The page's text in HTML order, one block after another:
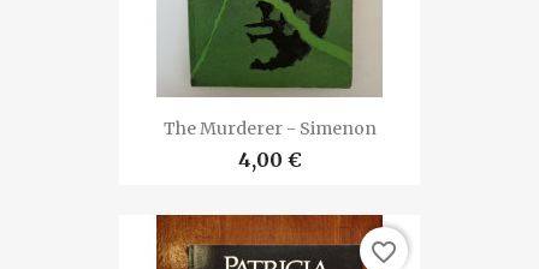
The Murderer - Simenon
4,00 €
favorite_border